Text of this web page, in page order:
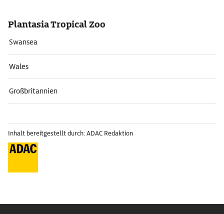
Plantasia Tropical Zoo
Swansea
Wales
Großbritannien
Inhalt bereitgestellt durch: ADAC Redaktion